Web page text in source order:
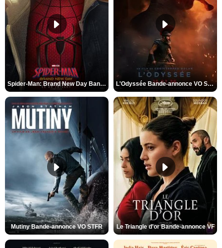
Spider-Man: Brand New Day Bande-annonce VO STFR L'Odyssée Bande-annonce VO STFR
Mutiny Bande-annonce VO STFR Le Triangle d'or Bande-annonce VF